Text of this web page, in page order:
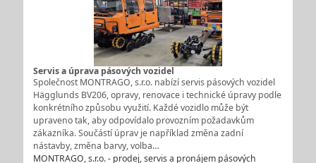
Servis a úprava pásových vozidel
Společnost MONTRAGO, s.r.o. nabízí servis pásových vozidel
Hägglunds BV206, opravy, renovace i technické úpravy podle
konkrétního způsobu využití. Každé vozidlo může být
upraveno tak, aby odpovídalo provozním požadavkům
zákazníka. Součástí úprav je například změna zadní
nástavby, změna barvy, volba…
MONTRAGO, s.r.o. - prodej, servis a pronájem pásových